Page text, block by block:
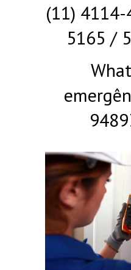
(11)
5165 /